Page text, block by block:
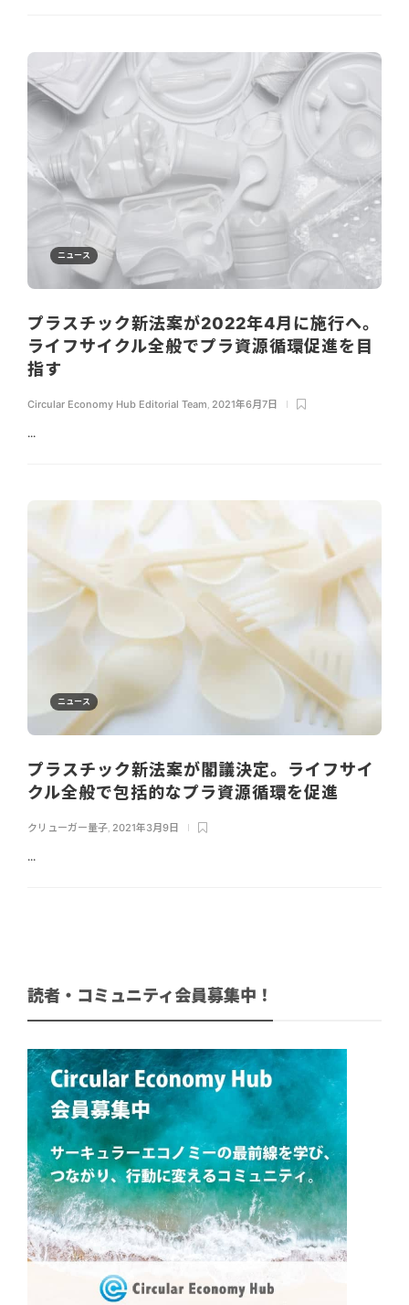
ニュース
プラスチック新法案が2022年4月に施行へ。
ライフサイクル全般でプラ資源循環促進を目
指す
Circular Economy Hub Editorial Team 2021年6月7日
...
ニュース
プラスチック新法案が閣議決定。ライフサイ
クル全般で包括的なプラ資源循環を促進
クリューガー量子, 2021年3月9日
...
読者・コミュニティ会員募集中！